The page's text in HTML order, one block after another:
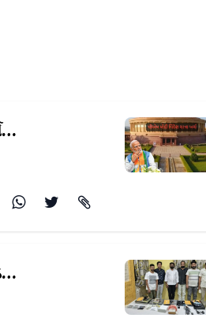
પીએમ મોદીની વિદેશ યાત્રાઓ પર વર્ષદરમિયાન કુલ 74.5 કરોડનો
સુરેન્દ્રનગરમાં પોલીસના ઘરે ચાલતા ડબ્બા ટ્રેડિંગનો પર્દાફાશઃ